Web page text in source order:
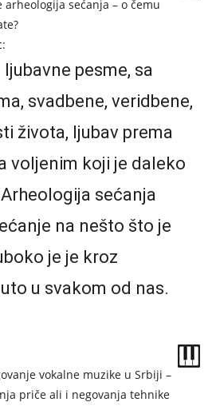
sećanja – o čemu
pesme, sa
svadbene, veridbene,
života, ljubav prema
voljenim koji je daleko
sećanja
na nešto što je
je je kroz
u svakom od nas.
vokalne muzike u Srbiji –
priče ali i negovanja tehnike